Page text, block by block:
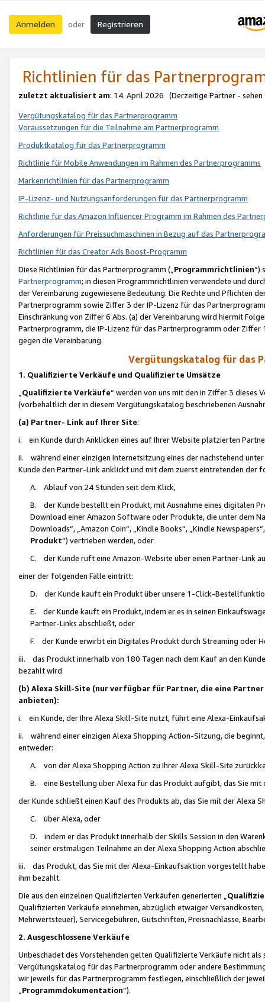
Anmelden oder Registrieren
Richtlinien für das
zuletzt aktualisiert am: 14. April 2026 (Derzeitige Partner - sehen
Vergütungskatalog für das Partnerprogramm
Voraussetzungen für die Teilnahme am Partnerprogramm
Produktkatalog für das Partnerprogramm
Richtlinie für Mobile Anwendungen im Rahmen des Partnerprogramms
Markenrichtlinien für das Partnerprogramm
IP-Lizenz- und Nutzungsanforderungen für das Partnerprogramm
Richtlinie für das Amazon Influencer Programm im Rahmen des
Anforderungen für Preissuchmaschinen in Bezug auf das
Richtlinien für das Creator Ads Boost-Programm
Diese Richtlinien für das Partnerprogramm („Programmrichtlinien“)
Partnerprogramm; in diesen Programmrichtlinien verwendete und
der Vereinbarung zugewiesene Bedeutung. Die Rechte und Pflichten
Partnerprogramm sowie Ziffer 3 der IP-Lizenz für das
Einschränkung von Ziffer 6 Abs. (a) der Vereinbarung wird hiermit
Partnerprogramm, die IP-Lizenz für das Partnerprogramm oder
gegen die Vereinbarung.
Vergütungskatalog für das
1. Qualifizierte Verkäufe und Qualifizierte Umsätze
Qualifizierte Verkäufe“ werden von uns mit den in Ziffer 3
(vorbehaltlich der in diesem Vergütungskatalog beschriebenen
(a) Partner- Link auf Ihrer Site:
i. ein Kunde durch Anklicken eines auf Ihrer Website platzierten
ii. während einer einzigen Internetsitzung eines der nachstehend
Kunde den Partner-Link anklickt und mit dem zuerst eintretenden der
A. Ablauf von 24 Stunden seit dem Klick,
B. der Kunde bestellt ein Produkt, mit Ausnahme eines digitalen
Download einer Amazon Software oder Produkte, die unter dem
Downloads“, „Amazon Coin“, „Kindle Books“, „Kindle
Produkt“) vertrieben werden, oder
C. der Kunde ruft eine Amazon-Website über einen Partner-Link
einer der folgenden Fälle eintritt:
D. der Kunde kauft ein Produkt über unsere 1-Click-
E. der Kunde kauft ein Produkt, indem er es in seinen
Partner-Links abschließt, oder
F. der Kunde erwirbt ein Digitales Produkt durch Streaming oder
iii. das Produkt innerhalb von 180 Tagen nach dem Kauf an den
bezahlt wird
(b) Alexa Skill-Site (nur verfügbar für Partner, die eine
anbieten):
i. ein Kunde, der Ihre Alexa Skill-Site nutzt, führt eine Alexa-
ii. während einer einzigen Alexa Shopping Action-Sitzung, die
entweder:
A. von der Alexa Shopping Action zu Ihrer Alexa Skill-Site
B. eine Bestellung über Alexa für das Produkt aufgibt, das Sie mit
der Kunde schließt einen Kauf des Produkts ab, das Sie mit der Alexa
C. über Alexa, oder
D. indem er das Produkt innerhalb der Skills Session in den
seiner erstmaligen Teilnahme an der Alexa Shopping Action
iii. das Produkt, das Sie mit der Alexa-Einkaufsaktion vorgestellt
ihm bezahlt.
Die aus den einzelnen Qualifizierten Verkäufen generierten „
Qualifizierten Verkäufe einnehmen, abzüglich etwaiger
Mehrwertsteuer), Servicegebühren, Gutschriften, Preisnachlässe,
2. Ausgeschlossene Verkäufe
Unbeschadet des Vorstehenden gelten Qualifizierte Verkäufe nicht
Vergütungskatalog für das Partnerprogramm oder andere
wir jeweils für das Partnerprogramm festlegen, einschließlich der
Programmdokumentation“).